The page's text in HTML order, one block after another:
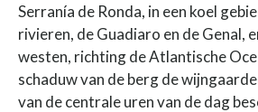
Serranía de Ronda, in een koel
rivieren, de Guadiaro en de Genal,
westen, richting de Atlantische
schaduw van de berg de
van de centrale uren van de dag